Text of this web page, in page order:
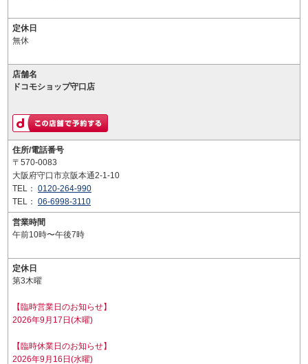
定休日
無休
店舗名
ドコモショップ守口店
住所/電話番号
〒570-0083
大阪府守口市京阪本通2-1-10
TEL： 0120-264-990
TEL： 06-6998-3110
営業時間
午前10時〜午後7時
定休日
第3木曜
【臨時営業日のお知らせ】
2026年9月17日(木曜)
【臨時休業日のお知らせ】
2026年9月16日(水曜)